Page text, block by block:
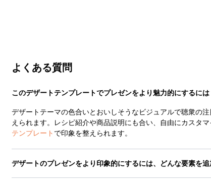
よくある質問
このデザートテンプレートでプレゼンをより魅力的にするには
デザートテーマの色合いとおいしそうなビジュアルで聴衆の
えられます。レシピ紹介や商品説明にも合い、自由にカスタマ
テンプレート で印象を整えられます。
デザートのプレゼンをより印象的にするには、どんな要素を